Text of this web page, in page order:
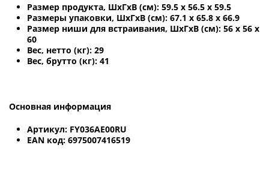
Размер продукта, ШхГхВ (см): 59.5 х 56.5 х 59.5
Размеры упаковки, ШхГхВ (см): 67.1 х 65.8 х 66.9
Размер ниши для встраивания, ШхГхВ (см): 56 х 56 х
60
Вес, нетто (кг): 29
Вес, брутто (кг): 41
Основная информация
Артикул: FY036AE00RU
EAN код: 6975007416519